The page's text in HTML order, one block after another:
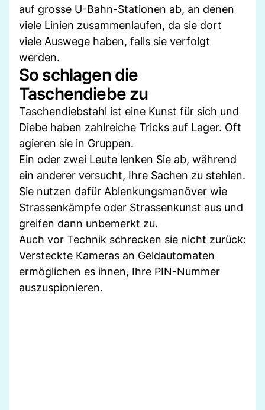
auf grosse U-Bahn-Stationen ab, an denen
viele Linien zusammenlaufen, da sie dort
viele Auswege haben, falls sie verfolgt
werden.
So schlagen die
Taschendiebe zu
Taschendiebstahl ist eine Kunst für sich und
Diebe haben zahlreiche Tricks auf Lager. Oft
agieren sie in Gruppen.
Ein oder zwei Leute lenken Sie ab, während
ein anderer versucht, Ihre Sachen zu stehlen.
Sie nutzen dafür Ablenkungsmanöver wie
Strassenkämpfe oder Strassenkunst aus und
greifen dann unbemerkt zu.
Auch vor Technik schrecken sie nicht zurück:
Versteckte Kameras an Geldautomaten
ermöglichen es ihnen, Ihre PIN-Nummer
auszuspionieren.